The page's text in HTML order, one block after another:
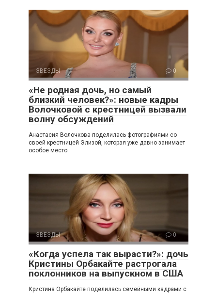
ЗВЕЗДЫ 0
«Не родная дочь, но самый
близкий человек?»: новые кадры
Волочковой с крестницей вызвали
волну обсуждений
Анастасия Волочкова поделилась фотографиями со
своей крестницей Элизой, которая уже давно занимает
особое место
ЗВЕЗДЫ 0
«Когда успела так вырасти?»: дочь
Кристины Орбакайте растрогала
поклонников на выпускном в США
Кристина Орбакайте поделилась семейными кадрами с